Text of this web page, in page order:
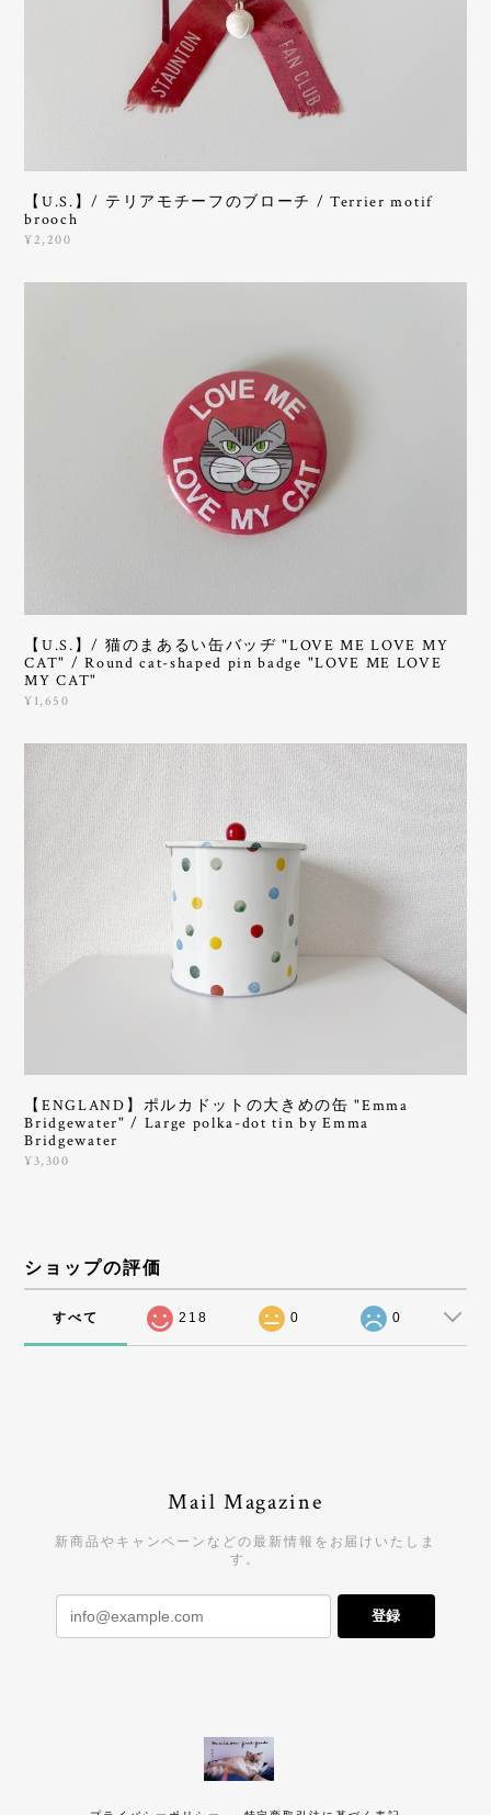
【U.S.】/ テリアモチーフのブローチ / Terrier motif
brooch
¥2,200
【U.S.】/ 猫のまあるい缶バッヂ "LOVE ME LOVE MY
CAT" / Round cat-shaped pin badge "LOVE ME LOVE
MY CAT"
¥1,650
【ENGLAND】ポルカドットの大きめの缶 "Emma
Bridgewater" / Large polka-dot tin by Emma
Bridgewater
¥3,300
ショップの評価
すべて 218 0 0
Mail Magazine
新商品やキャンペーンなどの最新情報をお届けいたしま
す。
登録